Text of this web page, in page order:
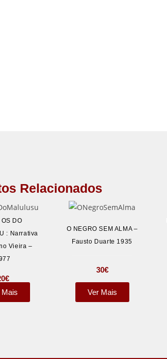
Relacionados
OS DO
: Narrativa
Vieira –
€
Mais
O NEGRO SEM ALMA –
Fausto Duarte 1935
30€
Ver Mais